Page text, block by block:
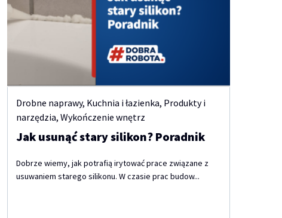
Drobne naprawy, Kuchnia i łazienka, Produkty i
narzędzia, Wykończenie wnętrz
Jak usunąć stary silikon? Poradnik
Dobrze wiemy, jak potrafią irytować prace związane z
usuwaniem starego silikonu. W czasie prac budow...